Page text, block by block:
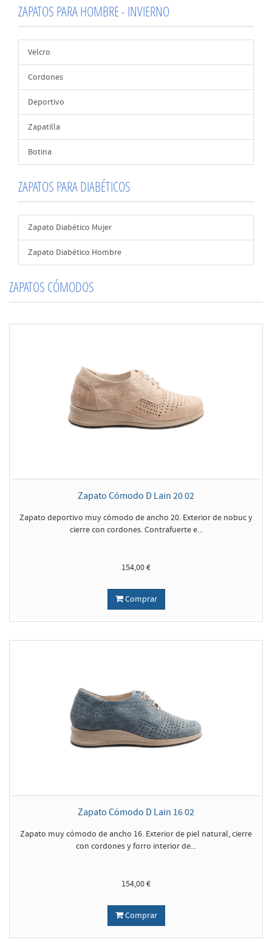
ZAPATOS PARA HOMBRE - INVIERNO
Velcro
Cordones
Deportivo
Zapatilla
Botina
ZAPATOS PARA DIABÉTICOS
Zapato Diabético Mujer
Zapato Diabético Hombre
ZAPATOS CÓMODOS
Zapato Cómodo D Lain 20 02
Zapato deportivo muy cómodo de ancho 20. Exterior de nobuc y
cierre con cordones. Contrafuerte e...
154,00 €
Comprar
Zapato Cómodo D Lain 16 02
Zapato muy cómodo de ancho 16. Exterior de piel natural, cierre
con cordones y forro interior de...
154,00 €
Comprar